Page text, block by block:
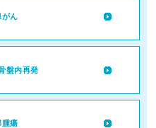
がん
盤内再発
腫瘍